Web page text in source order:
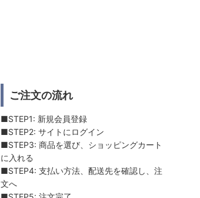
ご注文の流れ
■STEP1: 新規会員登録
■STEP2: サイトにログイン
■STEP3: 商品を選び、ショッピングカート
に入れる
■STEP4: 支払い方法、配送先を確認し、注
文へ